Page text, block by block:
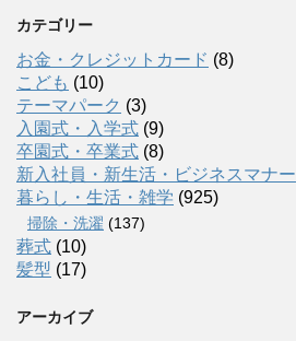
カテゴリー
お金・クレジットカード (8)
こども (10)
テーマパーク (3)
入園式・入学式 (9)
卒園式・卒業式 (8)
新入社員・新生活・ビジネスマナー
暮らし・生活・雑学 (925)
掃除・洗濯 (137)
葬式 (10)
髪型 (17)
アーカイブ